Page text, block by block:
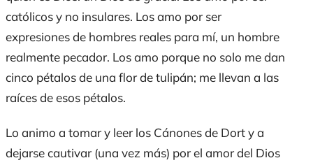
católicos y no insulares. Los amo por ser
expresiones de hombres reales para mí, un hombre
realmente pecador. Los amo porque no solo me dan
cinco pétalos de una flor de tulipán; me llevan a las
raíces de esos pétalos.
Lo animo a tomar y leer los Cánones de Dort y a
dejarse cautivar (una vez más) por el amor del Dios